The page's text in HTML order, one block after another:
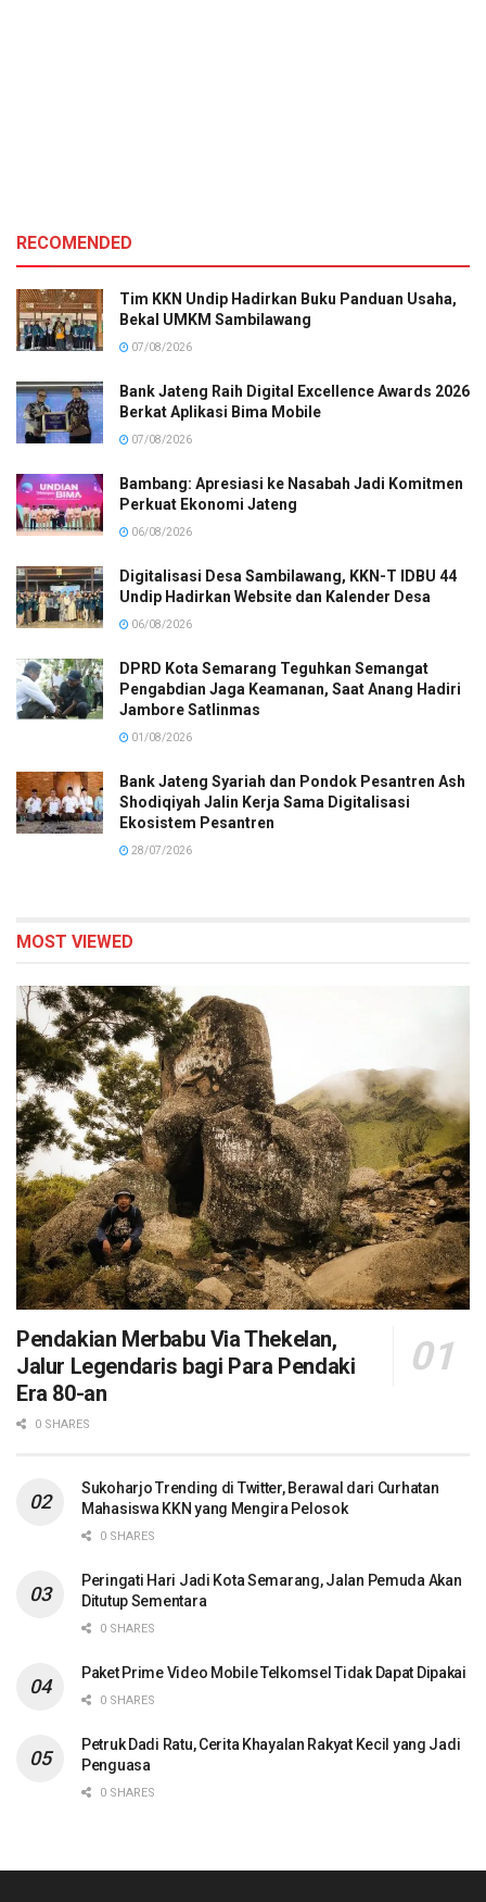
RECOMENDED
Tim KKN Undip Hadirkan Buku Panduan Usaha,
Bekal UMKM Sambilawang
07/08/2026
Bank Jateng Raih Digital Excellence Awards 2026
Berkat Aplikasi Bima Mobile
07/08/2026
Bambang: Apresiasi ke Nasabah Jadi Komitmen
Perkuat Ekonomi Jateng
06/08/2026
Digitalisasi Desa Sambilawang, KKN-T IDBU 44
Undip Hadirkan Website dan Kalender Desa
06/08/2026
DPRD Kota Semarang Teguhkan Semangat
Pengabdian Jaga Keamanan, Saat Anang Hadiri
Jambore Satlinmas
01/08/2026
Bank Jateng Syariah dan Pondok Pesantren Ash
Shodiqiyah Jalin Kerja Sama Digitalisasi
Ekosistem Pesantren
28/07/2026
MOST VIEWED
Pendakian Merbabu Via Thekelan,
Jalur Legendaris bagi Para Pendaki
Era 80-an
0 SHARES
Sukoharjo Trending di Twitter, Berawal dari Curhatan
Mahasiswa KKN yang Mengira Pelosok
0 SHARES
Peringati Hari Jadi Kota Semarang, Jalan Pemuda Akan
Ditutup Sementara
0 SHARES
Paket Prime Video Mobile Telkomsel Tidak Dapat Dipakai
0 SHARES
Petruk Dadi Ratu, Cerita Khayalan Rakyat Kecil yang Jadi
Penguasa
0 SHARES